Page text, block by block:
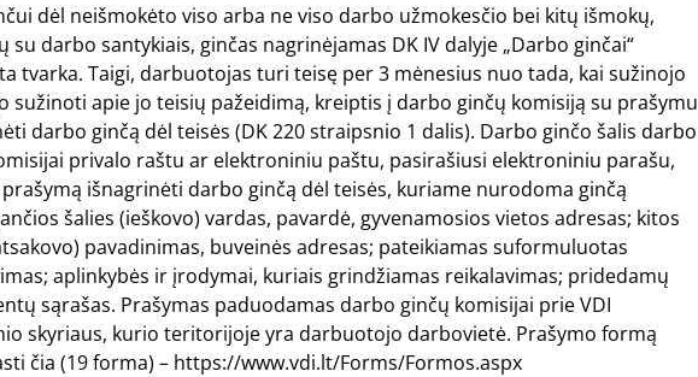
dėl neišmokėto viso arba ne viso darbo užmokesčio bei kitų išmokų,
su darbo santykiais, ginčas nagrinėjamas DK IV dalyje „Darbo ginčai“
tvarka. Taigi, darbuotojas turi teisę per 3 mėnesius nuo tada, kai sužinojo
sužinoti apie jo teisių pažeidimą, kreiptis į darbo ginčų komisiją su prašymu
darbo ginčą dėl teisės (DK 220 straipsnio 1 dalis). Darbo ginčo šalis darbo
privalo raštu ar elektroniniu paštu, pasirašiusi elektroniniu parašu,
išnagrinėti darbo ginčą dėl teisės, kuriame nurodoma ginčą
šalies (ieškovo) vardas, pavardė, gyvenamosios vietos adresas; kitos
pavadinimas, buveinės adresas; pateikiamas suformuluotas
aplinkybės ir įrodymai, kuriais grindžiamas reikalavimas; pridedamų
sąrašas. Prašymas paduodamas darbo ginčų komisijai prie VDI
skyriaus, kurio teritorijoje yra darbuotojo darbovietė. Prašymo formą
čia (19 forma) – https://www.vdi.lt/Forms/Formos.aspx